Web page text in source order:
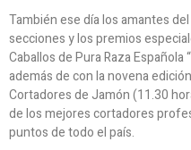
También ese día los amantes
secciones y los premios
Caballos de Pura Raza Española
además de con la novena
Cortadores de Jamón (11.30
de los mejores cortadores
puntos de todo el país.